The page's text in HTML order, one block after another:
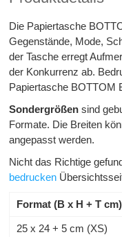
Die Papiertasche
Gegenstände, Mode,
der Tasche erregt
der Konkurrenz ab.
Papiertasche BOTTOM
Sondergrößen sind
Formate. Die Breiten
angepasst werden.
Nicht das Richtige
bedrucken
Format (B x H + T cm)
25 x 24 + 5 cm (XS)